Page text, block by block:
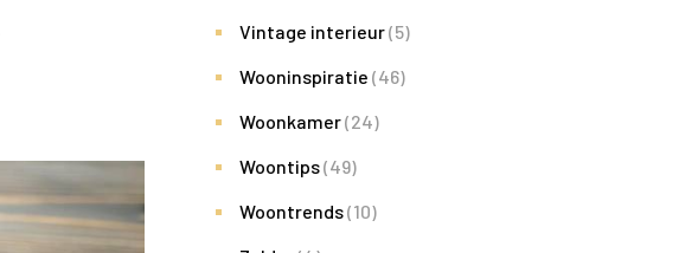
Vintage interieur(5)
Wooninspiratie (46)
Woonkamer(24)
Woontips(49)
Woontrends(10)